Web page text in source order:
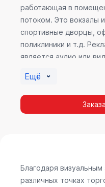
работающая в
потоком. Это вокзалы
спортивные дворцы,
поликлиники и т.д.
является аудио или
эффективность
местах продаж,
покупателя в момент
Indoor рекламы.
Ещё
Благодаря
различных точках